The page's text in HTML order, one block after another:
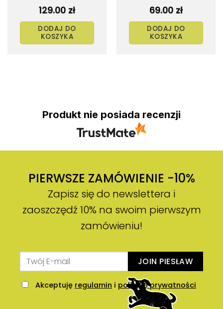
129.00 zł
DODAJ DO
KOSZYKA
69.00 zł
DODAJ DO
KOSZYKA
Produkt nie posiada recenzji
PIERWSZE ZAMÓWIENIE -10%
Zapisz się do newslettera i
zaoszczędź 10% na swoim pierwszym
zamówieniu!
JOIN PIESŁAW
Akceptuję regulamin i politykę prywatności